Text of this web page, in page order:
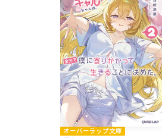
オーバーラップ文庫